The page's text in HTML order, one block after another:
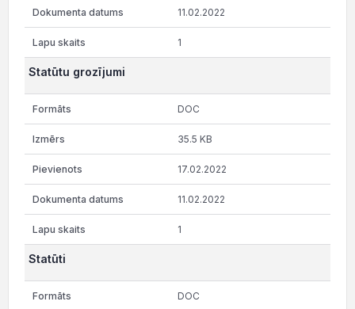
11.02.2022
1
Statūtu grozījumi
DOC
35.5 KB
17.02.2022
11.02.2022
1
Statūti
DOC